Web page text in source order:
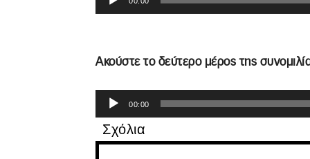
Αναπαραγωγής
Ακούστε το δεύτερο μέρος της
Πρόγραμμα
Αναπαραγωγής
Ήχου
00:00
Σχόλια